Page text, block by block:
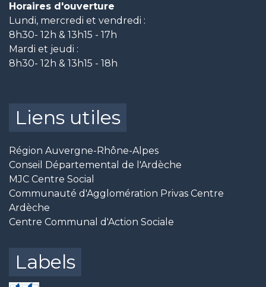
Horaires d'ouverture
Lundi, mercredi et vendredi :
8h30- 12h & 13h15 - 17h
Mardi et jeudi :
8h30- 12h & 13h15 - 18h
Liens utiles
Région Auvergne-Rhône-Alpes
Conseil Départemental de l'Ardèche
MJC Centre Social
Communauté d'Agglomération Privas Centre
Ardèche
Centre Communal d'Action Sociale
Labels